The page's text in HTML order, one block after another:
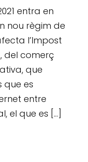
entra en
nou règim de
l’Impost
del comerç
que
que es
entre
el que es […]